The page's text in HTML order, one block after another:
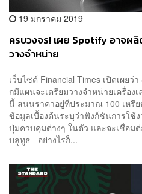
19 มกราคม 2019
ครบวงจร! เผย Spotify อาจผลิ
วางจำหน่าย
เว็บไซต์ Financial Times เปิดเผยว่
กมีแผนจะเตรียมวางจำหน่ายเครื่อง
นี้ สนนราคาอยู่ที่ประมาณ 100 เหรี
ข้อมูลเบื้องต้นระบุว่าฟังก์ชันการใช้
ปุ่มควบคุมต่างๆ ในตัว และจะเชื่อม
บลูทูธ อย่างไรก็...